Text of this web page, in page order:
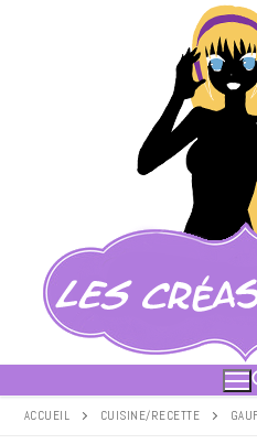
ACCUEIL CUISINE/RECETTE